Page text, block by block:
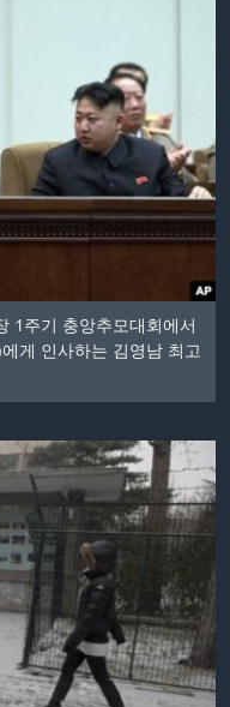
1주기 충앙추모대회에서
게 인사하는 김영남 최고